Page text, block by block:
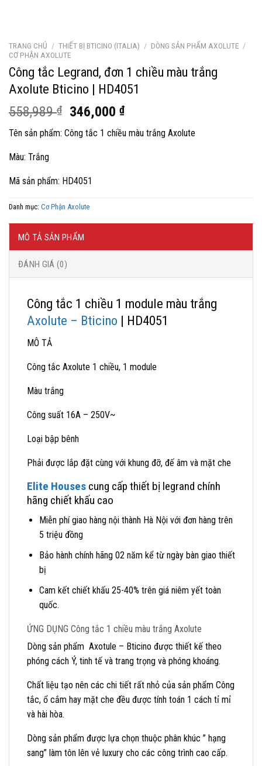
TRANG CHỦ / THIẾT BỊ BTICINO (ITALIA) / DÒNG SẢN PHẨM AXOLUTE /
CƠ PHẬN AXOLUTE
Công tắc Legrand, đơn 1 chiều màu trắng
Axolute Bticino | HD4051
558,989₫
Giá
gốc
là:
346,000₫Giá
hiện
tại
Tên sản phẩm: Công tắc 1 chiều màu trắng Axolute
Màu: Trắng
Mã sản phẩm: HD4051
Danh mục: Cơ Phận Axolute
MÔ TẢ SẢN PHẨM
ĐÁNH GIÁ (0)
Công tắc 1 chiều 1 module màu trắng
Axolute – Bticino | HD4051
MÔ TẢ
Công tắc Axolute 1 chiều, 1 module
Màu trắng
Công suất 16A – 250V~
Loại bập bênh
Phải được lắp đặt cùng với khung đỡ, đế âm và mặt che
Elite Houses cung cấp thiết bị legrand chính
hãng chiết khấu cao
Miễn phí giao hàng nội thành Hà Nội với đơn hàng trên
5 triệu đồng
Bảo hành chính hãng 02 năm kể từ ngày bàn giao thiết
bị
Cam kết chiết khấu 25-40% trên giá niêm yết toàn
quốc.
ỨNG DỤNG Công tắc 1 chiều màu trắng Axolute
Dòng sản phẩm Axotule – Bticino được thiết kế theo
phóng cách Ý, tinh tế và trang trọng và phóng khoáng.
Chất liệu tạo nên các chi tiết rất nhỏ của sản phẩm Công
tắc, ổ cắm hay mặt che đều được tính toán 1 cách tỉ mỉ
và hài hòa.
Dòng sản phẩm được lựa chọn thuộc phân khúc ” hạng
sang” làm tôn lên vẻ luxury cho các công trình cao cấp.